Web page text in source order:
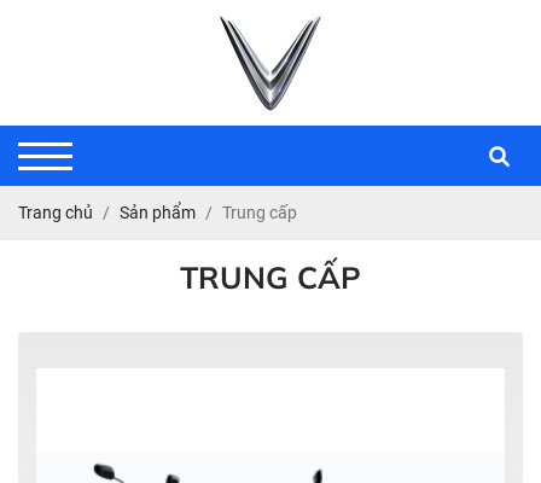
Trang chủ Sản phẩm Trung cấp
TRUNG CẤP